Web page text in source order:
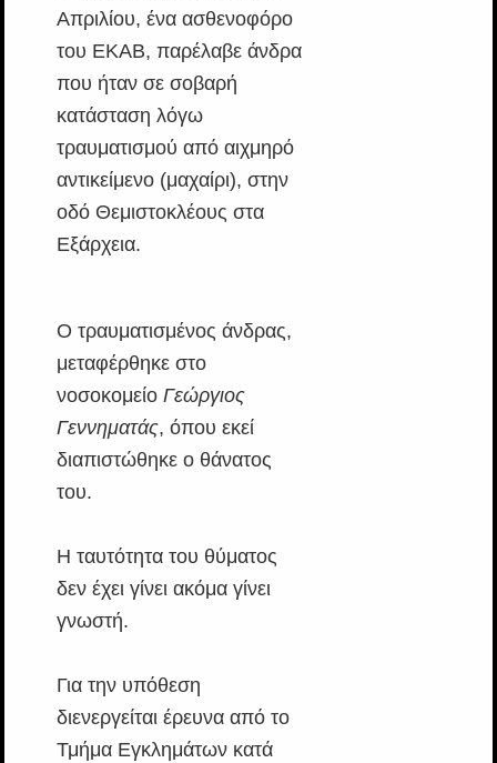
Απριλίου, ένα ασθενοφόρο
του ΕΚΑΒ, παρέλαβε άνδρα
που ήταν σε σοβαρή
κατάσταση λόγω
τραυματισμού από αιχμηρό
αντικείμενο (μαχαίρι), στην
οδό Θεμιστοκλέους στα
Εξάρχεια.
Ο τραυματισμένος άνδρας,
μεταφέρθηκε στο
νοσοκομείο Γεώργιος
Γεννηματάς, όπου εκεί
διαπιστώθηκε ο θάνατος
του.
Η ταυτότητα του θύματος
δεν έχει γίνει ακόμα γίνει
γνωστή.
Για την υπόθεση
διενεργείται έρευνα από το
Τμήμα Εγκλημάτων κατά